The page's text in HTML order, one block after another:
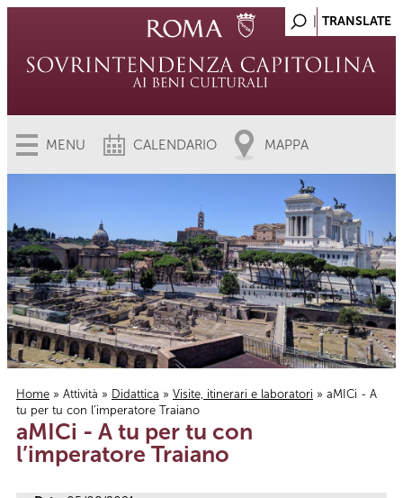
MENU CALENDARIO MAPPA
Tu sei qui
Home » Attività » Didattica » Visite, itinerari e laboratori » aMICi - A
tu per tu con l’imperatore Traiano
aMICi - A tu per tu con
l’imperatore Traiano